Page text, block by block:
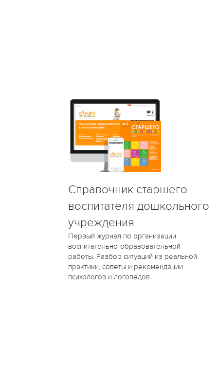
Справочник старшего
воспитателя дошкольного
учреждения
Первый журнал по организации
воспитательно-образовательной
работы. Разбор ситуаций из реальной
практики, советы и рекомендации
психологов и логопедов